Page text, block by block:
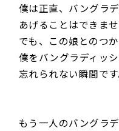
僕は正直、バングラ
あげることはできませ
でも、この娘とのつ
僕をバングラディッ
忘れられない瞬間です
もう一人のバングラ